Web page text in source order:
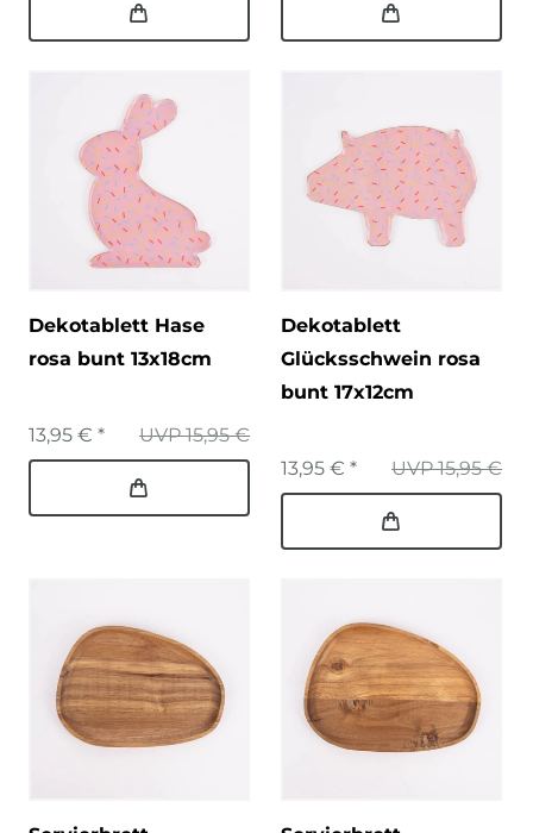
Dekotablett Hase
rosa bunt 13x18cm
UVP 15,95 €
13,95 € *
Dekotablett
Glücksschwein rosa
bunt 17x12cm
UVP 15,95 €
13,95 € *